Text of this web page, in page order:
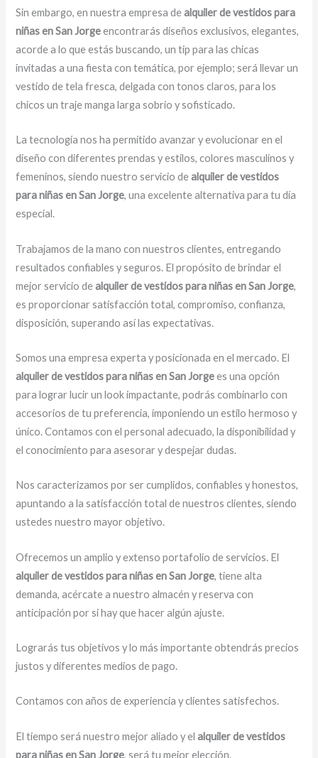
Sin embargo, en nuestra empresa dealquiler de vestidos para
niñas en San Jorgeencontrarás diseños exclusivos, elegantes,
acorde a lo que estás buscando, un tip para las chicas
invitadas a una fiesta con temática, por ejemplo; será llevar un
vestido de tela fresca, delgada con tonos claros, para los
chicos un traje manga larga sobrio y sofisticado.
La tecnología nos ha permitido avanzar y evolucionar en el
diseño con diferentes prendas y estilos, colores masculinos y
femeninos, siendo nuestro servicio dealquiler de vestidos
para niñas en San Jorge, una excelente alternativa para tu día
especial.
Trabajamos de la mano con nuestros clientes, entregando
resultados confiables y seguros. El propósito de brindar el
mejor servicio dealquiler de vestidos para niñas en San Jorge,
es proporcionar satisfacción total, compromiso, confianza,
disposición, superando así las expectativas.
Somos una empresa experta y posicionada en el mercado. El
alquiler de vestidos para niñas en San Jorgees una opción
para lograr lucir un look impactante, podrás combinarlo con
accesorios de tu preferencia, imponiendo un estilo hermoso y
único. Contamos con el personal adecuado, la disponibilidad y
el conocimiento para asesorar y despejar dudas.
Nos caracterizamos por ser cumplidos, confiables y honestos,
apuntando a la satisfacción total de nuestros clientes, siendo
ustedes nuestro mayor objetivo.
Ofrecemos un amplio y extenso portafolio de servicios. El
alquiler de vestidos para niñas en San Jorge, tiene alta
demanda, acércate a nuestro almacén y reserva con
anticipación por si hay que hacer algún ajuste.
Lograrás tus objetivos y lo más importante obtendrás precios
justos y diferentes medios de pago.
Contamos con años de experiencia y clientes satisfechos.
El tiempo será nuestro mejor aliado y elalquiler de vestidos
para niñas en San Jorge, será tu mejor elección.